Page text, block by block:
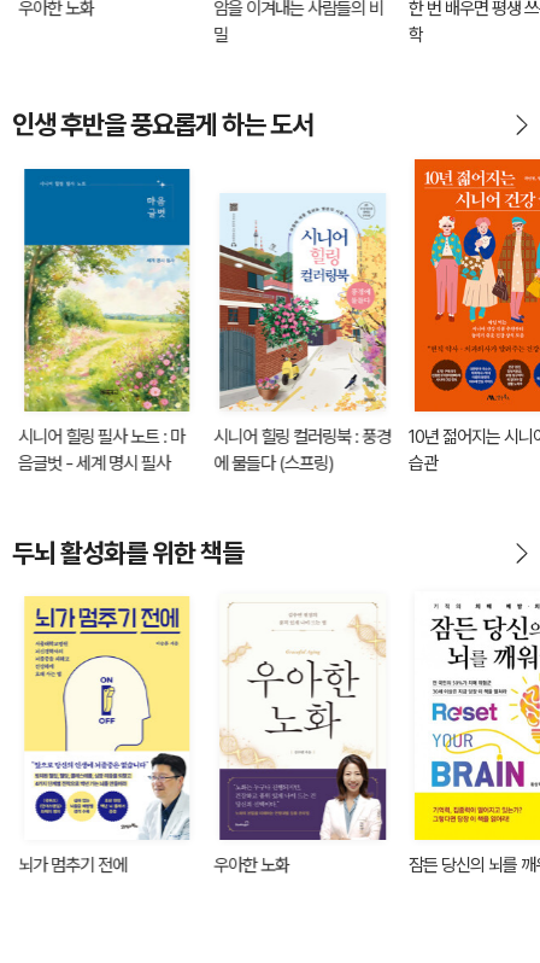
우아한 노화
암을 이겨내는 사람들의 비
밀
한 번 배우면 평생
학
인생 후반을 풍요롭게 하는 도서
시니어 힐링 필사 노트 : 마
음글벗 - 세계 명시 필사
시니어 힐링 컬러링북 : 풍경
에 물들다 (스프링)
10년 젊어지는 시니
습관
두뇌 활성화를 위한 책들
뇌가 멈추기 전에 우아한 노화 잠든 당신의 뇌를 깨